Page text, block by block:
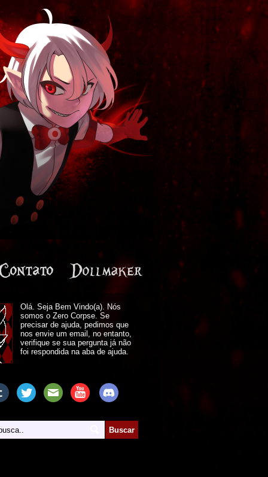
Olá. Seja Bem Vindo(a). Nós
somos o Zero Corpse. Se
precisar de ajuda, pedimos que
nos envie um email, no entanto,
verifique se sua pergunta já não
foi respondida na aba de ajuda.